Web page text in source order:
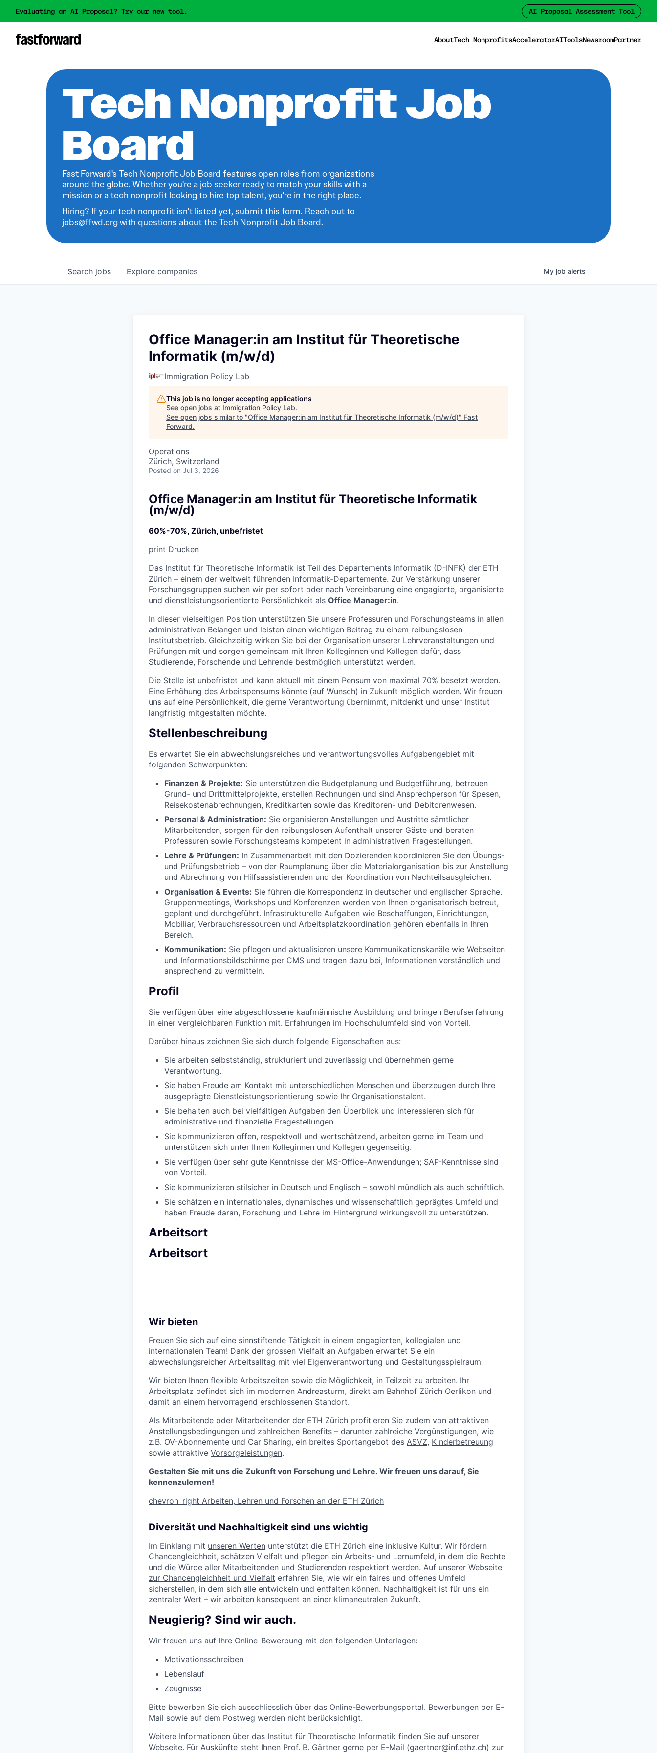
Evaluating an AI Proposal? Try our new tool. AI Proposal Assessment Tool
AboutTech NonprofitsAcceleratorAIToolsNewsroomPartner
Tech Nonprofit Job
Board
Fast Forward's Tech Nonprofit Job Board features open roles from organizations
around the globe. Whether you're a job seeker ready to match your skills with a
mission or a tech nonprofit looking to hire top talent, you're in the right place.
Hiring? If your tech nonprofit isn't listed yet, submit this form. Reach out to
jobs@ffwd.org with questions about the Tech Nonprofit Job Board.
Search jobs Explore companies My job alerts
Office Manager:in am Institut für Theoretische
Informatik (m/w/d)
Immigration Policy Lab
This job is no longer accepting applications
See open jobs at Immigration Policy Lab.
See open jobs similar to "Office Manager:in am Institut für Theoretische Informatik (m/w/d)" Fast
Forward.
Operations
Zürich, Switzerland
Posted on Jul 3, 2026
Office Manager:in am Institut für Theoretische Informatik
(m/w/d)
60%-70%, Zürich, unbefristet
print Drucken
Das Institut für Theoretische Informatik ist Teil des Departements Informatik (D-INFK) der ETH
Zürich – einem der weltweit führenden Informatik-Departemente. Zur Verstärkung unserer
Forschungsgruppen suchen wir per sofort oder nach Vereinbarung eine engagierte, organisierte
und dienstleistungsorientierte Persönlichkeit als Office Manager:in.
In dieser vielseitigen Position unterstützen Sie unsere Professuren und Forschungsteams in allen
administrativen Belangen und leisten einen wichtigen Beitrag zu einem reibungslosen
Institutsbetrieb. Gleichzeitig wirken Sie bei der Organisation unserer Lehrveranstaltungen und
Prüfungen mit und sorgen gemeinsam mit Ihren Kolleginnen und Kollegen dafür, dass
Studierende, Forschende und Lehrende bestmöglich unterstützt werden.
Die Stelle ist unbefristet und kann aktuell mit einem Pensum von maximal 70% besetzt werden.
Eine Erhöhung des Arbeitspensums könnte (auf Wunsch) in Zukunft möglich werden. Wir freuen
uns auf eine Persönlichkeit, die gerne Verantwortung übernimmt, mitdenkt und unser Institut
langfristig mitgestalten möchte.
Stellenbeschreibung
Es erwartet Sie ein abwechslungsreiches und verantwortungsvolles Aufgabengebiet mit
folgenden Schwerpunkten:
Finanzen & Projekte: Sie unterstützen die Budgetplanung und Budgetführung, betreuen
Grund- und Drittmittelprojekte, erstellen Rechnungen und sind Ansprechperson für Spesen,
Reisekostenabrechnungen, Kreditkarten sowie das Kreditoren- und Debitorenwesen.
Personal & Administration: Sie organisieren Anstellungen und Austritte sämtlicher
Mitarbeitenden, sorgen für den reibungslosen Aufenthalt unserer Gäste und beraten
Professuren sowie Forschungsteams kompetent in administrativen Fragestellungen.
Lehre & Prüfungen: In Zusammenarbeit mit den Dozierenden koordinieren Sie den Übungs-
und Prüfungsbetrieb – von der Raumplanung über die Materialorganisation bis zur Anstellung
und Abrechnung von Hilfsassistierenden und der Koordination von Nachteilsausgleichen.
Organisation & Events: Sie führen die Korrespondenz in deutscher und englischer Sprache.
Gruppenmeetings, Workshops und Konferenzen werden von Ihnen organisatorisch betreut,
geplant und durchgeführt. Infrastrukturelle Aufgaben wie Beschaffungen, Einrichtungen,
Mobiliar, Verbrauchsressourcen und Arbeitsplatzkoordination gehören ebenfalls in Ihren
Bereich.
Kommunikation: Sie pflegen und aktualisieren unsere Kommunikationskanäle wie Webseiten
und Informationsbildschirme per CMS und tragen dazu bei, Informationen verständlich und
ansprechend zu vermitteln.
Profil
Sie verfügen über eine abgeschlossene kaufmännische Ausbildung und bringen Berufserfahrung
in einer vergleichbaren Funktion mit. Erfahrungen im Hochschulumfeld sind von Vorteil.
Darüber hinaus zeichnen Sie sich durch folgende Eigenschaften aus:
Sie arbeiten selbstständig, strukturiert und zuverlässig und übernehmen gerne
Verantwortung.
Sie haben Freude am Kontakt mit unterschiedlichen Menschen und überzeugen durch Ihre
ausgeprägte Dienstleistungsorientierung sowie Ihr Organisationstalent.
Sie behalten auch bei vielfältigen Aufgaben den Überblick und interessieren sich für
administrative und finanzielle Fragestellungen.
Sie kommunizieren offen, respektvoll und wertschätzend, arbeiten gerne im Team und
unterstützen sich unter Ihren Kolleginnen und Kollegen gegenseitig.
Sie verfügen über sehr gute Kenntnisse der MS-Office-Anwendungen; SAP-Kenntnisse sind
von Vorteil.
Sie kommunizieren stilsicher in Deutsch und Englisch – sowohl mündlich als auch schriftlich.
Sie schätzen ein internationales, dynamisches und wissenschaftlich geprägtes Umfeld und
haben Freude daran, Forschung und Lehre im Hintergrund wirkungsvoll zu unterstützen.
Arbeitsort
Arbeitsort
Wir bieten
Freuen Sie sich auf eine sinnstiftende Tätigkeit in einem engagierten, kollegialen und
internationalen Team! Dank der grossen Vielfalt an Aufgaben erwartet Sie ein
abwechslungsreicher Arbeitsalltag mit viel Eigenverantwortung und Gestaltungsspielraum.
Wir bieten Ihnen flexible Arbeitszeiten sowie die Möglichkeit, in Teilzeit zu arbeiten. Ihr
Arbeitsplatz befindet sich im modernen Andreasturm, direkt am Bahnhof Zürich Oerlikon und
damit an einem hervorragend erschlossenen Standort.
Als Mitarbeitende oder Mitarbeitender der ETH Zürich profitieren Sie zudem von attraktiven
Anstellungsbedingungen und zahlreichen Benefits – darunter zahlreiche Vergünstigungen, wie
z.B. ÖV-Abonnemente und Car Sharing, ein breites Sportangebot des ASVZ, Kinderbetreuung
sowie attraktive Vorsorgeleistungen.
Gestalten Sie mit uns die Zukunft von Forschung und Lehre. Wir freuen uns darauf, Sie
kennenzulernen!
chevron_right Arbeiten, Lehren und Forschen an der ETH Zürich
Diversität und Nachhaltigkeit sind uns wichtig
Im Einklang mit unseren Werten unterstützt die ETH Zürich eine inklusive Kultur. Wir fördern
Chancengleichheit, schätzen Vielfalt und pflegen ein Arbeits- und Lernumfeld, in dem die Rechte
und die Würde aller Mitarbeitenden und Studierenden respektiert werden. Auf unserer Webseite
zur Chancengleichheit und Vielfalt erfahren Sie, wie wir ein faires und offenes Umfeld
sicherstellen, in dem sich alle entwickeln und entfalten können. Nachhaltigkeit ist für uns ein
zentraler Wert – wir arbeiten konsequent an einer klimaneutralen Zukunft.
Neugierig? Sind wir auch.
Wir freuen uns auf Ihre Online-Bewerbung mit den folgenden Unterlagen:
Motivationsschreiben
Lebenslauf
Zeugnisse
Bitte bewerben Sie sich ausschliesslich über das Online-Bewerbungsportal. Bewerbungen per E-
Mail sowie auf dem Postweg werden nicht berücksichtigt.
Weitere Informationen über das Institut für Theoretische Informatik finden Sie auf unserer
Webseite. Für Auskünfte steht Ihnen Prof. B. Gärtner gerne per E-Mail (gaertner@inf.ethz.ch) zur